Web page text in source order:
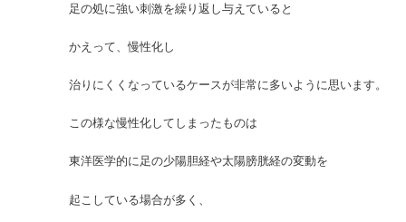
足の処に強い刺激を繰り返し与えていると
かえって、慢性化し
治りにくくなっているケースが非常に多いように思います。
この様な慢性化してしまったものは
東洋医学的に足の少陽胆経や太陽膀胱経の変動を
起こしている場合が多く、